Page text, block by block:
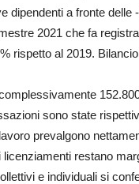
dipendenti a fronte
2021 che fa
rispetto al 2019.
sono state
prevalgono
restano
e individuali si